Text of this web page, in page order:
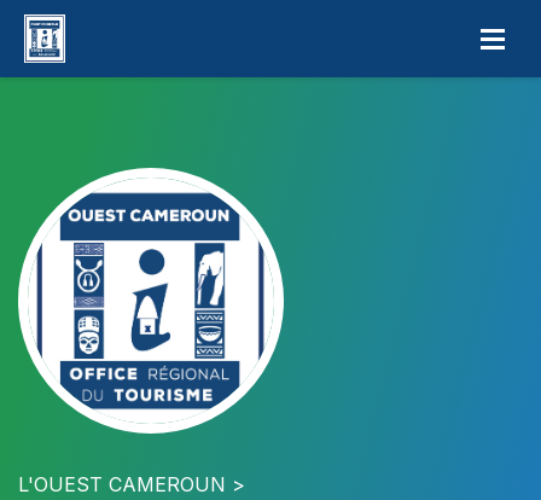
L'OUEST CAMEROUN